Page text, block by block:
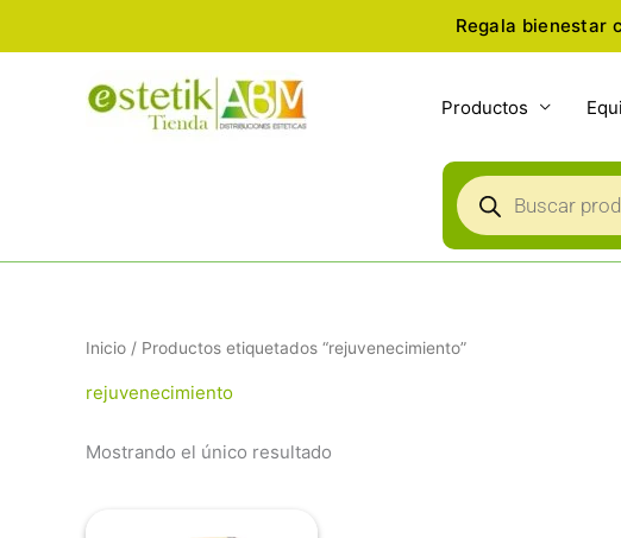
Regala bienestar
Productos
Búsqueda
de
productos
Inicio / Productos etiquetados “rejuvenecimiento”
rejuvenecimiento
Mostrando el único resultado